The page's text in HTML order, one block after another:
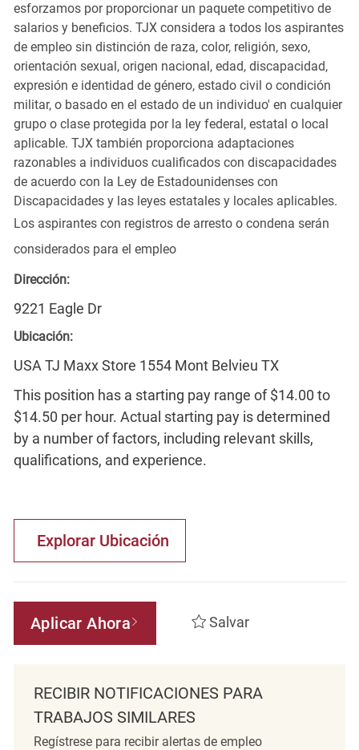
esforzamos por proporcionar un paquete competitivo de
salarios y beneficios. TJX considera a todos los aspirantes
de empleo sin distinción de raza, color, religión, sexo,
orientación sexual, origen nacional, edad, discapacidad,
expresión e identidad de género, estado civil o condición
militar, o basado en el estado de un individuo' en cualquier
grupo o clase protegida por la ley federal, estatal o local
aplicable. TJX también proporciona adaptaciones
razonables a individuos cualificados con discapacidades
de acuerdo con la Ley de Estadounidenses con
Discapacidades y las leyes estatales y locales aplicables.
Los aspirantes con registros de arresto o condena serán
considerados para el empleo
Dirección:
9221 Eagle Dr
Ubicación:
USA TJ Maxx Store 1554 Mont Belvieu TX
This position has a starting pay range of $14.00 to
$14.50 per hour. Actual starting pay is determined
by a number of factors, including relevant skills,
qualifications, and experience.
Explorar Ubicación
Aplicar Ahora Salvar
RECIBIR NOTIFICACIONES PARA
TRABAJOS SIMILARES
Regístrese para recibir alertas de empleo